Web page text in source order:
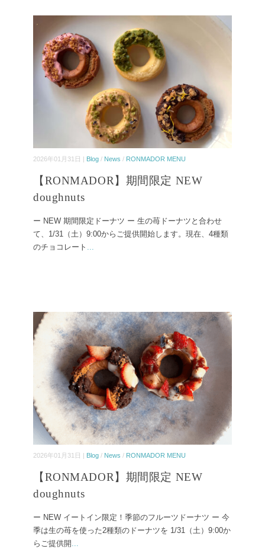
2026年01月31日 | Blog / News / RONMADOR MENU
【RONMADOR】期間限定 NEW
doughnuts
ー NEW 期間限定ドーナツ ー 生の苺ドーナツと合わせ
て、1/31（土）9:00からご提供開始します。現在、4種類
のチョコレート
2026年01月31日 | Blog / News / RONMADOR MENU
【RONMADOR】期間限定 NEW
doughnuts
ー NEW イートイン限定！季節のフルーツドーナツ ー 今
季は生の苺を使った2種類のドーナツを 1/31（土）9:00か
らご提供開